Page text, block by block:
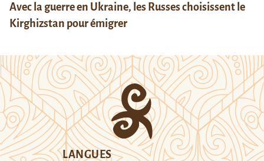
Avec la guerre en Ukraine, les Russes choisissent le
Kirghizstan pour émigrer
LANGUES